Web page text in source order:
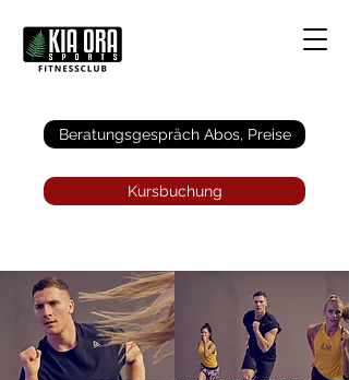
Beratungsgespräch Abos, Preise
Kursbuchung